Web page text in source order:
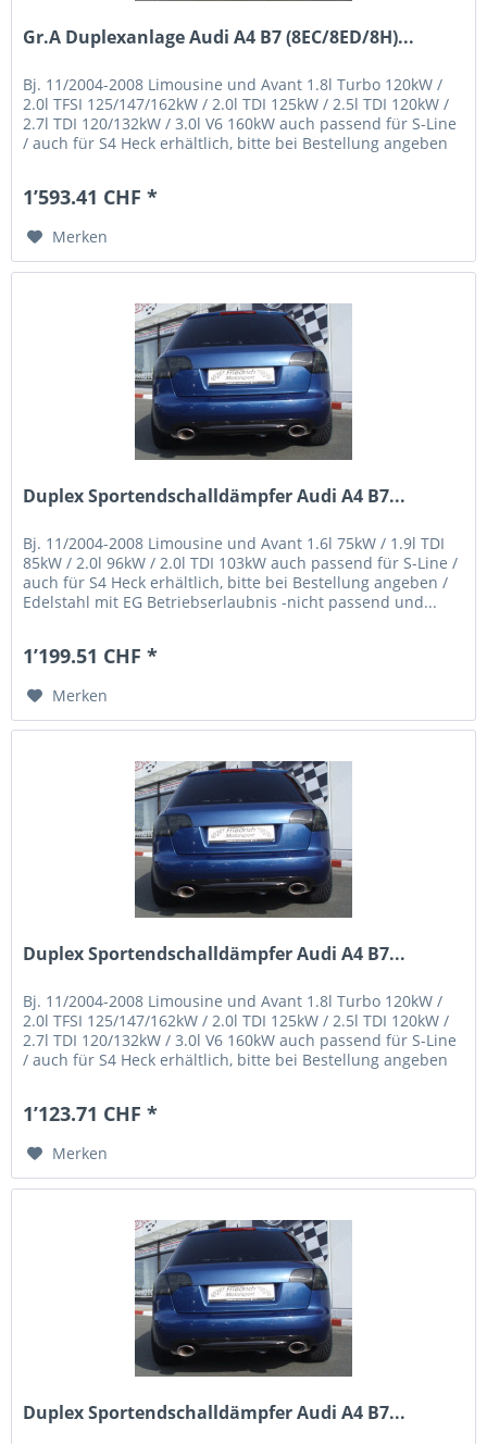
Gr.A Duplexanlage Audi A4 B7 (8EC/8ED/8H)...
Bj. 11/2004-2008 Limousine und Avant 1.8l Turbo 120kW /
2.0l TFSI 125/147/162kW / 2.0l TDI 125kW / 2.5l TDI 120kW /
2.7l TDI 120/132kW / 3.0l V6 160kW auch passend für S-Line
/ auch für S4 Heck erhältlich, bitte bei Bestellung angeben
1’593.41 CHF *
Merken
Duplex Sportendschalldämpfer Audi A4 B7...
Bj. 11/2004-2008 Limousine und Avant 1.6l 75kW / 1.9l TDI
85kW / 2.0l 96kW / 2.0l TDI 103kW auch passend für S-Line /
auch für S4 Heck erhältlich, bitte bei Bestellung angeben /
Edelstahl mit EG Betriebserlaubnis -nicht passend und...
1’199.51 CHF *
Merken
Duplex Sportendschalldämpfer Audi A4 B7...
Bj. 11/2004-2008 Limousine und Avant 1.8l Turbo 120kW /
2.0l TFSI 125/147/162kW / 2.0l TDI 125kW / 2.5l TDI 120kW /
2.7l TDI 120/132kW / 3.0l V6 160kW auch passend für S-Line
/ auch für S4 Heck erhältlich, bitte bei Bestellung angeben
1’123.71 CHF *
Merken
Duplex Sportendschalldämpfer Audi A4 B7...